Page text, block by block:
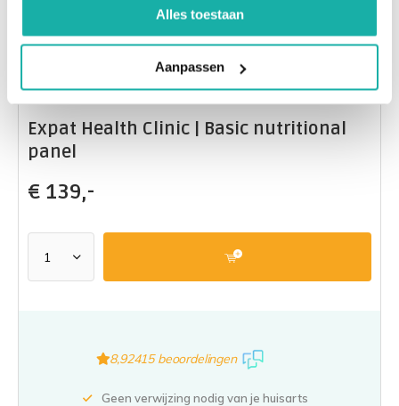
Alles toestaan
Aanpassen
Expat Health Clinic | Basic nutritional
panel
€ 139,-
8,92415 beoordelingen
Geen verwijzing nodig van je huisarts